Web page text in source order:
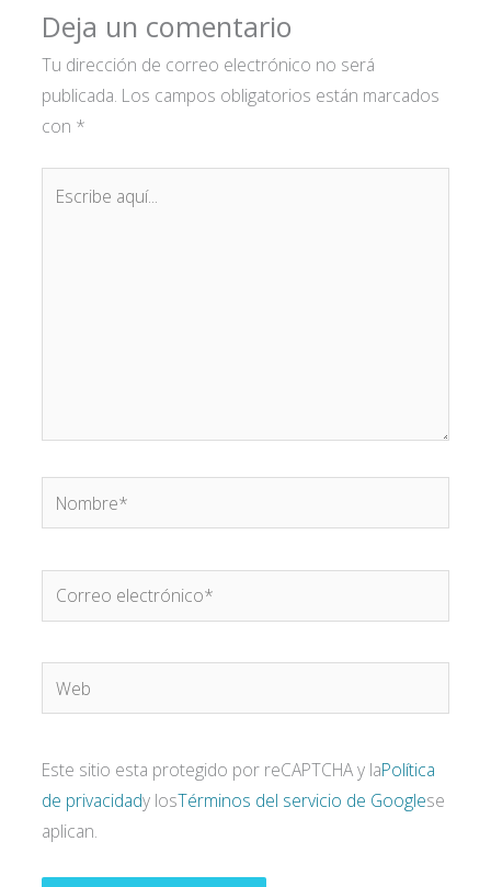
Deja un comentario
Tu dirección de correo electrónico no será
publicada. Los campos obligatorios están marcados
con *
Nombre*
Correo
electrónico*
Web
Este sitio esta protegido por reCAPTCHA y laPolítica
de privacidady losTérminos del servicio de Googlese
aplican.